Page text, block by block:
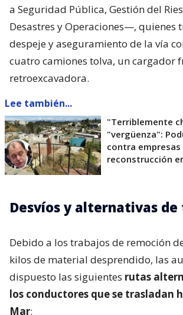
a Seguridad Pública, Gestión del
Desastres y Operaciones—, quienes
despeje y aseguramiento de la vía
cuatro camiones tolva, un cargador
retroexcavadora.
Lee también...
"Terriblemente
"vergüenza":
contra empresas
reconstrucción
Desvíos y alternativas
Debido a los trabajos de remoción
kilos de material desprendido, las
dispuesto las siguientes rutas
los conductores que se trasladan
Mar: